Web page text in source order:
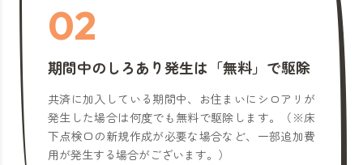
02
期間中のしろあり発生は「無料」で駆除
共済に加入している期間中、お住まいにシロアリが
発生した場合は何度でも無料で駆除します。（※床
下点検口の新規作成が必要な場合など、一部追加費
用が発生する場合がございます。）